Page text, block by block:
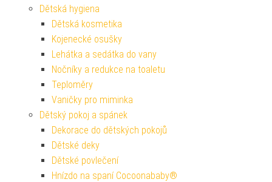
Dětská hygiena
Dětská kosmetika
Kojenecké osušky
Lehátka a sedátka do vany
Nočníky a redukce na toaletu
Teploměry
Vaničky pro miminka
Dětský pokoj a spánek
Dekorace do dětských pokojů
Dětské deky
Dětské povlečení
Hnízdo na spaní Cocoonababy®